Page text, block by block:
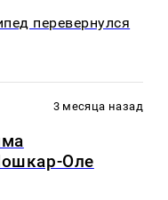
перевернулся
3 месяца назад
Оле